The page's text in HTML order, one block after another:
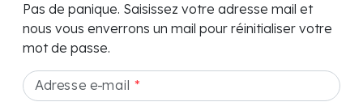
Pas de panique. Saisissez votre adresse mail et
nous vous enverrons un mail pour réinitialiser votre
mot de passe.
Adresse e-mail *